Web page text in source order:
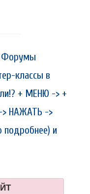
Форумы
классы в
+ МЕНЮ -> +
> НАЖАТЬ ->
и